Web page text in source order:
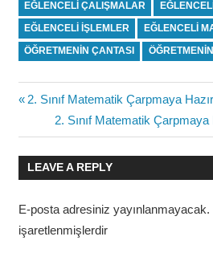
EĞLENCELI ÇALIŞMALAR
EĞLENCELI IŞLEMLER EĞLENCELI
ÖĞRETMENIN ÇANTASI
Yazı
gezinmesi
Previous
2. Sınıf Matematik Çarpmaya
Next
Post:
2. Sınıf Matematik Çarpmaya
LEAVE A REPLY
E-posta adresiniz yayınlanmayacak.
işaretlenmişlerdir